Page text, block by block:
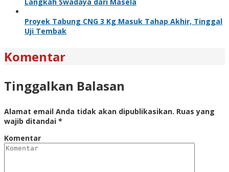
Proyek Tabung CNG 3 Kg Masuk Tahap Akhir, Tinggal
Uji Tembak
Komentar
Tinggalkan Balasan
Alamat email Anda tidak akan dipublikasikan. Ruas yang
wajib ditandai *
Komentar